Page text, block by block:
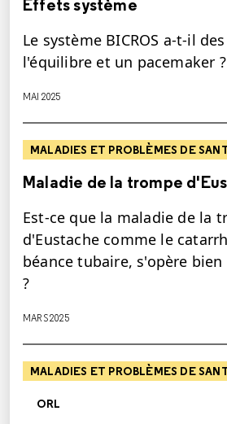
Effets système
Le système BICROS a-t-il
l'équilibre et un pacemaker ?
MAI 2025
MALADIES ET PROBLÈMES DE
Maladie de la trompe
Est-ce que la maladie de la
d'Eustache comme le
béance tubaire, s'opère
?
MARS 2025
MALADIES ET PROBLÈMES DE
ORL